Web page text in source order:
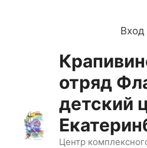
Вход
отряд
детский
Центр